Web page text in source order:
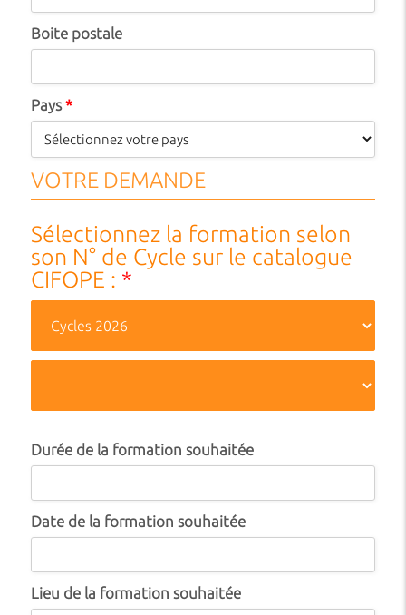
Boite postale
Pays*
VOTRE DEMANDE
Sélectionnez la formation selon
son N° de Cycle sur le catalogue
CIFOPE : *
Durée de la formation souhaitée
Date de la formation souhaitée
Lieu de la formation souhaitée